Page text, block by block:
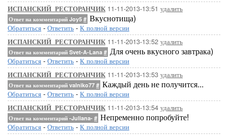
ИСПАНСКИЙ_РЕСТОРАНЧИК11-11-2013-13:51 удалить
Ответ на комментарий Joy5 # Вкуснотища)
Обратиться - Ответить - К полной версии
ИСПАНСКИЙ_РЕСТОРАНЧИК11-11-2013-13:52 удалить
Ответ на комментарий Svet-A-Lana # Для очень вкусного завтрака)
Обратиться - Ответить - К полной версии
ИСПАНСКИЙ_РЕСТОРАНЧИК11-11-2013-13:53 удалить
Ответ на комментарий valniko77 # Каждый день не получится...
Обратиться - Ответить - К полной версии
ИСПАНСКИЙ_РЕСТОРАНЧИК11-11-2013-13:54 удалить
Ответ на комментарий -Juliana- # Непременно попробуйте!
Обратиться - Ответить - К полной версии